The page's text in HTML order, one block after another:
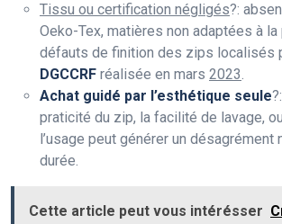
Tissu ou certification négligés?:
Oeko-Tex, matières non adaptées à
défauts de finition des zips localisés
DGCCRF réalisée en mars 2023.
Achat guidé par l’esthétique seule
praticité du zip, la facilité de lavage,
l’usage peut générer un désagrément
durée.
Cette article peut vous intérésser